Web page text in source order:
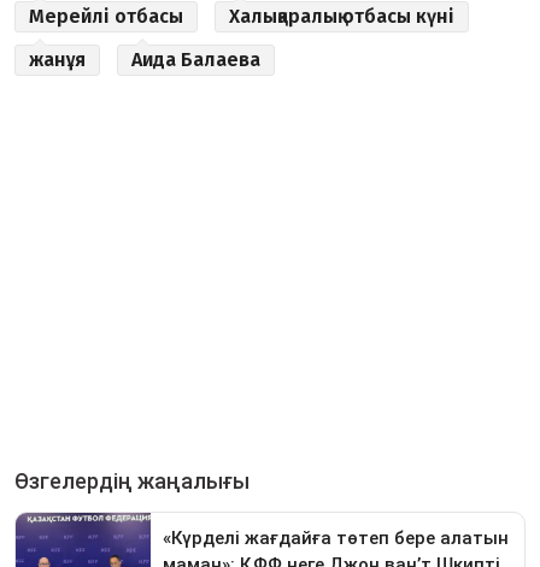
Мерейлі отбасы
Халықаралық отбасы күні
жанұя
Аида Балаева